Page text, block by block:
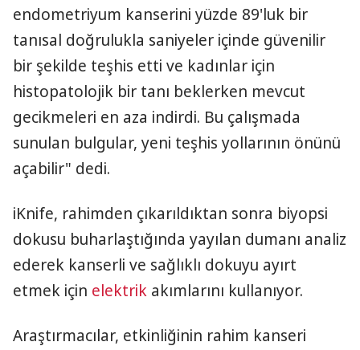
endometriyum kanserini yüzde 89'luk bir
tanısal doğrulukla saniyeler içinde güvenilir
bir şekilde teşhis etti ve kadınlar için
histopatolojik bir tanı beklerken mevcut
gecikmeleri en aza indirdi. Bu çalışmada
sunulan bulgular, yeni teşhis yollarının önünü
açabilir" dedi.
iKnife, rahimden çıkarıldıktan sonra biyopsi
dokusu buharlaştığında yayılan dumanı analiz
ederek kanserli ve sağlıklı dokuyu ayırt
etmek için elektrik akımlarını kullanıyor.
Araştırmacılar, etkinliğinin rahim kanseri